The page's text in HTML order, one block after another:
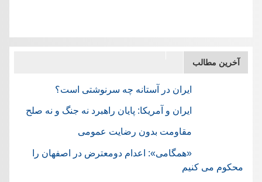
آخرین مطالب
ایران در آستانه چه سرنوشتی است؟
ایران و آمریکا: پایان راهبرد نه جنگ و نه صلح
مقاومت بدون رضایت عمومی
«همگامی»: اعدام دومعترض در اصفهان را
محکوم می کنیم